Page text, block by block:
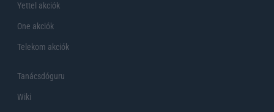
Yettel akciók
One akciók
Telekom akciók
Tanácsdóguru
Wiki